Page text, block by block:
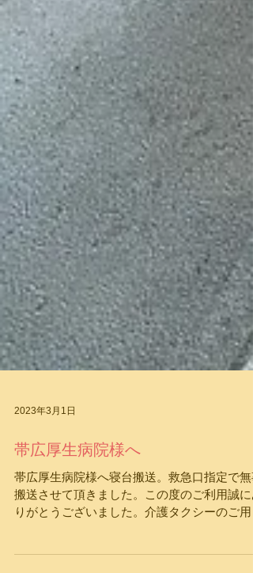
2023年3月1日
帯広厚生病院様へ
帯広厚生病院様へ寝台搬送。救急口指定で無